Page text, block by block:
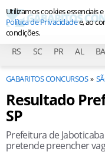
RS SC PR AL BA
GABARITOS CONCURSOS
Resultado
SP
Prefeitura de
pretende preencher
Utilizamos cookies essenciais
Política de Privacidadee, ao
condições.